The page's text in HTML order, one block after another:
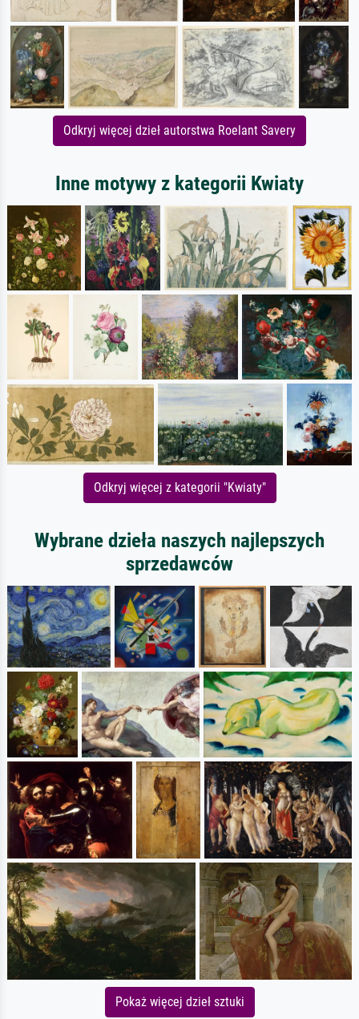
Odkryj więcej dzieł autorstwa Roelant Savery
Inne motywy z kategorii Kwiaty
Odkryj więcej z kategorii "Kwiaty"
Wybrane dzieła naszych najlepszych
sprzedawców
Pokaż więcej dzieł sztuki